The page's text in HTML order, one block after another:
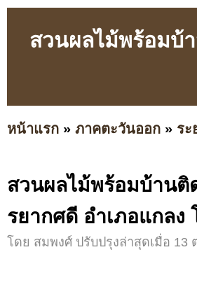
สวนผลไม้พร้อมบ้
หน้าแรก » ภาคตะวันออก » ระ
สวนผลไม้พร้อมบ้าน
รยากศดี อำเภอแกลง
โดย สมพงศ์ ปรับปรุงล่าสุดเมื่อ 13